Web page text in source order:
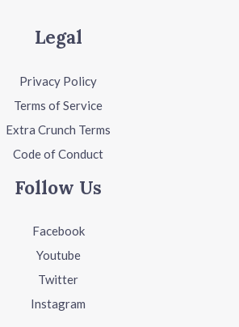
Legal
Privacy Policy
Terms of Service
Extra Crunch Terms
Code of Conduct
Follow Us
Facebook
Youtube
Twitter
Instagram